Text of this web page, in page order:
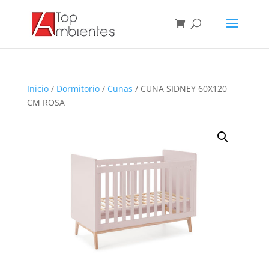
Inicio/ Dormitorio/ Cunas / CUNA SIDNEY 60X120
CM ROSA